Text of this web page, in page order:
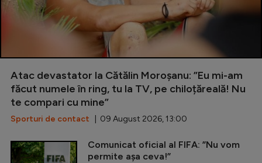
Atac devastator la Cătălin Moroșanu: ”Eu mi-am
făcut numele în ring, tu la TV, pe chiloțăreală! Nu
te compari cu mine”
Sporturi de contact | 09 August 2026, 13:00
Comunicat oficial al FIFA: ”Nu vom
permite așa ceva!”